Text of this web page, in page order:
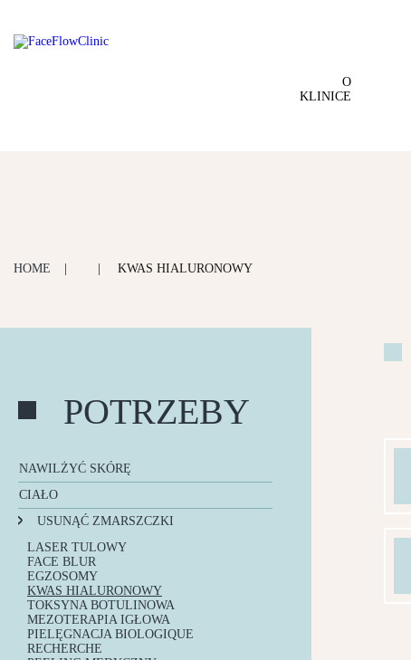
O
KLINICE
HOME KWAS HIALURONOWY
POTRZEBY
NAWILŻYĆ SKÓRĘ
INFUZJA TLENOWA
LIFT & GLOW
HYDROPEELING
EGZOSOMY
MEZOTERAPIA IGŁOWA
PIELĘGNACJA BIOLOGIQUE
RECHERCHE
ANTYOKSYDACJA PRO XN
TERAPIE PCA SKIN
PEELING MEDYCZNY
CIAŁO
ICOONE LASER 2 – ZABIEG NA CIAŁO
USUNĄĆ ZMARSZCZKI
LASER TULOWY
FACE BLUR
EGZOSOMY
KWAS HIALURONOWY
TOKSYNA BOTULINOWA
MEZOTERAPIA IGŁOWA
PIELĘGNACJA BIOLOGIQUE
RECHERCHE